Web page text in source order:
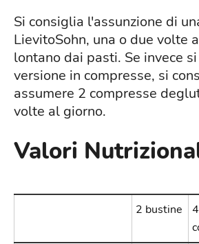
Si consiglia l'assunzione di
LievitoSohn, una o due volte
lontano dai pasti. Se invece
versione in compresse, si
assumere 2 compresse
volte al giorno.
Valori
2 bustine
4